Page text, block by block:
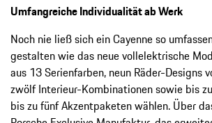
Umfangreiche Individualität ab Werk
Noch nie ließ sich ein Cayenne so
gestalten wie das neue vollelektrische
aus 13 Serienfarben, neun Räder-Designs
zwölf Interieur-Kombinationen sowie bis
bis zu fünf Akzentpaketen wählen. Über